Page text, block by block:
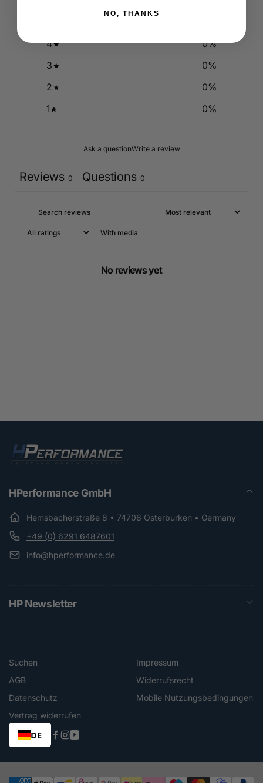
4
0%
3
0%
2
0%
1
0%
Ask a questionWrite a review
Reviews 0 Questions 0
With media
No reviews yet
HPerformance GmbH
Hemsbacherstraße 8 • 74706 Osterburken • Germany
+49 (0) 6291 6487601
info@hperformance.de
HP Newsletter
Suchen
Impressum
AGB
Widerrufsrecht
Datenschutz
Mobile Nutzungsbedingungen
Vertrag widerrufen
DE
Facebook
Instagram
YouTube
NO, THANKS